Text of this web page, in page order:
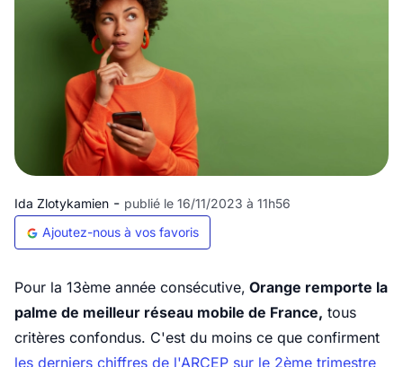
Ida Zlotykamien - publié le 16/11/2023 à 11h56
Ajoutez-nous à vos favoris
Pour la 13ème année consécutive, Orange remporte la
palme de meilleur réseau mobile de France, tous
critères confondus. C'est du moins ce que confirment
les derniers chiffres de l'ARCEP sur le 2ème trimestre